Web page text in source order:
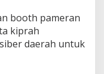
booth pameran
kiprah
daerah untuk